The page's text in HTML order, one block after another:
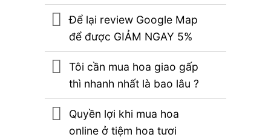
Để lại review Google Map
để được GIẢM NGAY 5%
Tôi cần mua hoa giao gấp
thì nhanh nhất là bao lâu ?
Quyền lợi khi mua hoa
online ở tiệm hoa tươi